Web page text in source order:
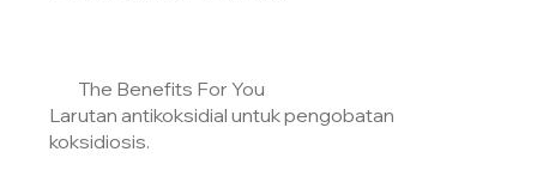
The Benefits For You
Larutan antikoksidial untuk pengobatan
koksidiosis.